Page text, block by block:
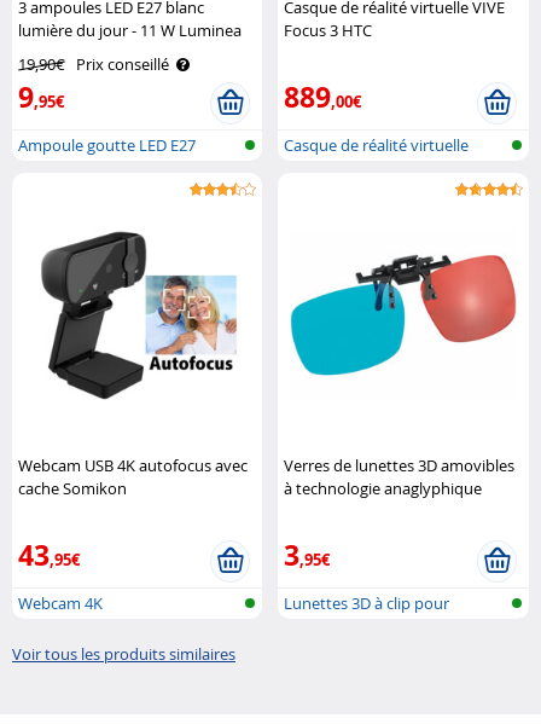
3 ampoules LED E27 blanc
lumière du jour - 11 W Luminea
19,90€ Prix conseillé
9,95€
Ampoule goutte LED E27
Casque de réalité virtuelle VIVE
Focus 3 HTC
889,00€
Casque de réalité virtuelle
Webcam USB 4K autofocus avec
cache Somikon
43,95€
Webcam 4K
Verres de lunettes 3D amovibles
à technologie anaglyphique
3,95€
Lunettes 3D à clip pour
Voir tous les produits similaires